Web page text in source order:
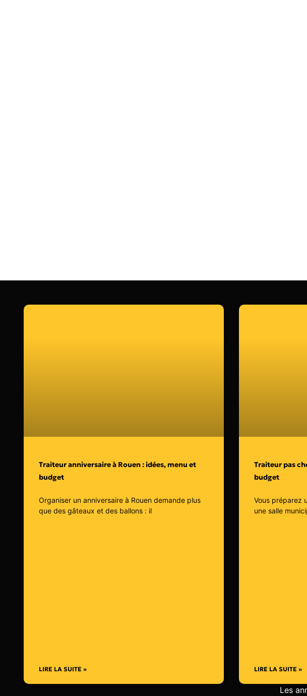
Traiteur anniversaire à Rouen : idées, menu et
budget
Organiser un anniversaire à Rouen demande plus
que des gâteaux et des ballons : il
LIRE LA SUITE »
Traiteur pas
budget
Vous préparez
une salle
LIRE LA SUITE »
Les